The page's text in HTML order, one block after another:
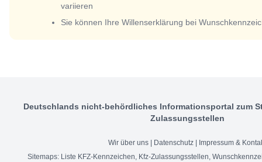
variieren
Sie können Ihre Willenserklärung bei
Deutschlands nicht-behördliches Informationsportal zum
Zulassungsstellen
Wir über uns Datenschutz
Impressum &
Sitemaps: Liste KFZ-Kennzeichen, Kfz-Zulassungsstellen,